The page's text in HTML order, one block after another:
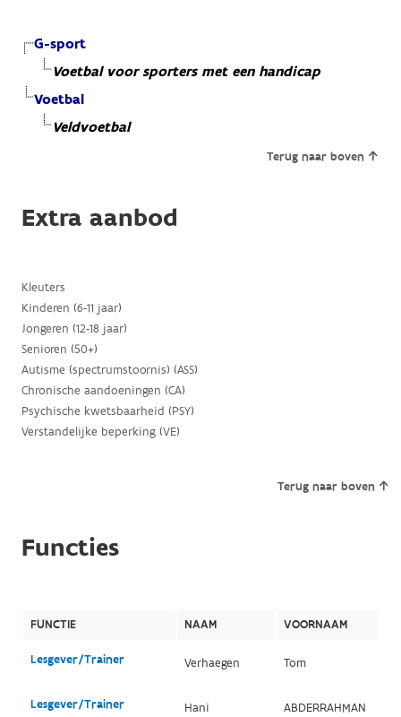
G-sport
Voetbal voor sporters met een handicap
Voetbal
Veldvoetbal
Terug naar boven
Extra aanbod
Kleuters
Kinderen (6-11 jaar)
Jongeren (12-18 jaar)
Senioren (50+)
Autisme (spectrumstoornis) (ASS)
Chronische aandoeningen (CA)
Psychische kwetsbaarheid (PSY)
Verstandelijke beperking (VE)
Terug naar boven
Functies
FUNCTIE NAAM VOORNAAM
Lesgever/Trainer Verhaegen Tom
Lesgever/Trainer Hani ABDERRAHMAN